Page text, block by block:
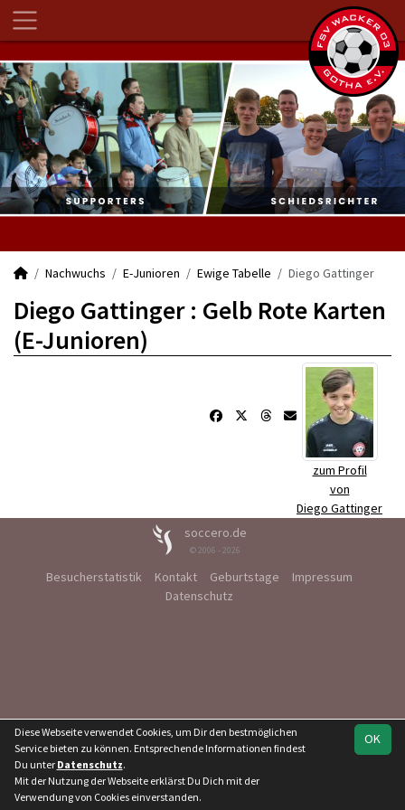
Nachwuchs E-Junioren Ewige Tabelle Diego Gattinger
Diego Gattinger : Gelb Rote Karten
(E-Junioren)
zum Profil
von
Diego Gattinger
soccero.de
© 2006 - 2026
Besucherstatistik Kontakt Geburtstage
Impressum
Datenschutz
OK
Diese Webseite verwendet Cookies, um Dir den bestmöglichen
Service bieten zu können. Entsprechende Informationen findest
Du unter Datenschutz.
Mit der Nutzung der Webseite erklärst Du Dich mit der
Verwendung von Cookies einverstanden.